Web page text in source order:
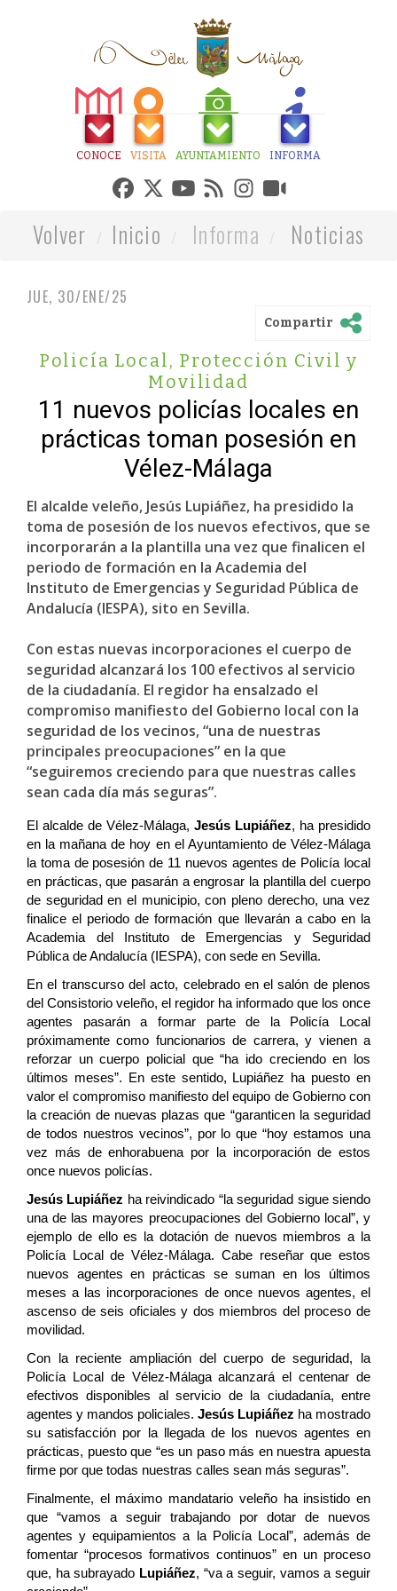
CONOCE VISITA AYUNTAMIENTO INFORMA
Volver Inicio Informa Noticias
JUE, 30/ENE/25
Compartir
Policía Local, Protección Civil y
Movilidad
11 nuevos policías locales en
prácticas toman posesión en
Vélez-Málaga
El alcalde veleño, Jesús Lupiáñez, ha presidido la
toma de posesión de los nuevos efectivos, que se
incorporarán a la plantilla una vez que finalicen el
periodo de formación en la Academia del
Instituto de Emergencias y Seguridad Pública de
Andalucía (IESPA), sito en Sevilla.
Con estas nuevas incorporaciones el cuerpo de
seguridad alcanzará los 100 efectivos al servicio
de la ciudadanía. El regidor ha ensalzado el
compromiso manifiesto del Gobierno local con la
seguridad de los vecinos, “una de nuestras
principales preocupaciones” en la que
“seguiremos creciendo para que nuestras calles
sean cada día más seguras”.
El alcalde de Vélez-Málaga, Jesús Lupiáñez, ha presidido
en la mañana de hoy en el Ayuntamiento de Vélez-Málaga
la toma de posesión de 11 nuevos agentes de Policía local
en prácticas, que pasarán a engrosar la plantilla del cuerpo
de seguridad en el municipio, con pleno derecho, una vez
finalice el periodo de formación que llevarán a cabo en la
Academia del Instituto de Emergencias y Seguridad
Pública de Andalucía (IESPA), con sede en Sevilla.
En el transcurso del acto, celebrado en el salón de plenos
del Consistorio veleño, el regidor ha informado que los once
agentes pasarán a formar parte de la Policía Local
próximamente como funcionarios de carrera, y vienen a
reforzar un cuerpo policial que “ha ido creciendo en los
últimos meses”. En este sentido, Lupiáñez ha puesto en
valor el compromiso manifiesto del equipo de Gobierno con
la creación de nuevas plazas que “garanticen la seguridad
de todos nuestros vecinos”, por lo que “hoy estamos una
vez más de enhorabuena por la incorporación de estos
once nuevos policías.
Jesús Lupiáñez ha reivindicado “la seguridad sigue siendo
una de las mayores preocupaciones del Gobierno local”, y
ejemplo de ello es la dotación de nuevos miembros a la
Policía Local de Vélez-Málaga. Cabe reseñar que estos
nuevos agentes en prácticas se suman en los últimos
meses a las incorporaciones de once nuevos agentes, el
ascenso de seis oficiales y dos miembros del proceso de
movilidad.
Con la reciente ampliación del cuerpo de seguridad, la
Policía Local de Vélez-Málaga alcanzará el centenar de
efectivos disponibles al servicio de la ciudadanía, entre
agentes y mandos policiales. Jesús Lupiáñez ha mostrado
su satisfacción por la llegada de los nuevos agentes en
prácticas, puesto que “es un paso más en nuestra apuesta
firme por que todas nuestras calles sean más seguras”.
Finalmente, el máximo mandatario veleño ha insistido en
que “vamos a seguir trabajando por dotar de nuevos
agentes y equipamientos a la Policía Local”, además de
fomentar “procesos formativos continuos” en un proceso
que, ha subrayado Lupiáñez, “va a seguir, vamos a seguir